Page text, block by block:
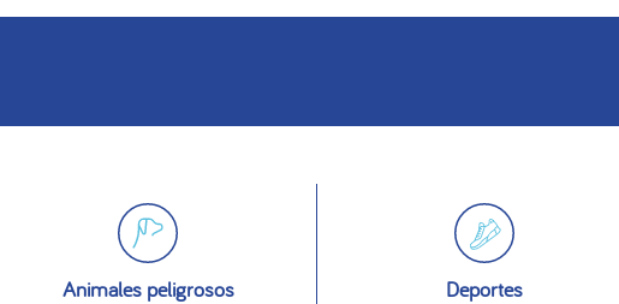
Animales peligrosos Deportes